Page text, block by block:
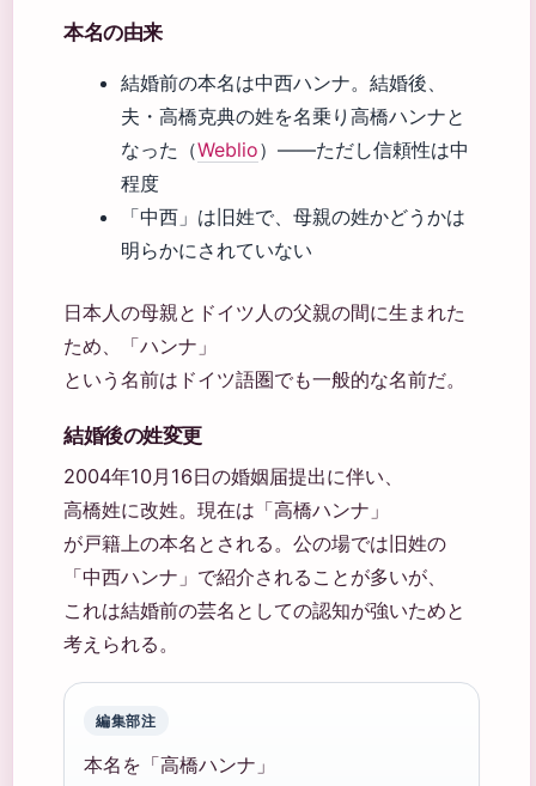
本名の由来
結婚前の本名は中西ハンナ。結婚後、
夫・高橋克典の姓を名乗り高橋ハンナと
なった（Weblio）——ただし信頼性は中
程度
「中西」は旧姓で、母親の姓かどうかは
明らかにされていない
日本人の母親とドイツ人の父親の間に生まれた
ため、「ハンナ」
という名前はドイツ語圏でも一般的な名前だ。
結婚後の姓変更
2004年10月16日の婚姻届提出に伴い、
高橋姓に改姓。現在は「高橋ハンナ」
が戸籍上の本名とされる。公の場では旧姓の
「中西ハンナ」で紹介されることが多いが、
これは結婚前の芸名としての認知が強いためと
考えられる。
編集部注
本名を「高橋ハンナ」